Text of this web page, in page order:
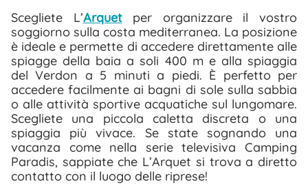
Scegliete L’Arquetper organizzare il vostro
soggiorno sulla costa mediterranea. La posizione
è ideale e permette di accedere direttamente alle
spiagge della baia a soli 400 m e alla spiaggia
del Verdon a 5 minuti a piedi. È perfetto per
accedere facilmente ai bagni di sole sulla sabbia
o alle attività sportive acquatiche sul lungomare.
Scegliete una piccola caletta discreta o una
spiaggia più vivace. Se state sognando una
vacanza come nella serie televisiva Camping
Paradis, sappiate che L’Arquet si trova a diretto
contatto con il luogo delle riprese!